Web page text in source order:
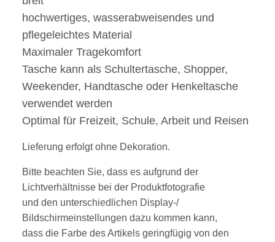
hochwertiges, wasserabweisendes und
pflegeleichtes Material
Maximaler Tragekomfort
Tasche kann als Schultertasche, Shopper,
Weekender, Handtasche oder Henkeltasche
verwendet werden
Optimal für Freizeit, Schule, Arbeit und Reisen
Lieferung erfolgt ohne Dekoration.
Bitte beachten Sie, dass es aufgrund der
Lichtverhältnisse bei der Produktfotografie
und den unterschiedlichen Display-/
Bildschirmeinstellungen dazu kommen kann,
dass die Farbe des Artikels geringfügig von den